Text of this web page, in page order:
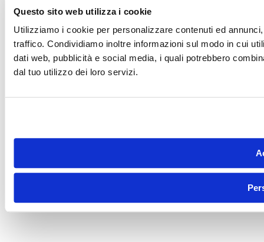
Questo sito web utilizza i cookie
Utilizziamo i cookie per personalizzare contenuti ed
traffico. Condividiamo inoltre informazioni sul modo in cui
dati web, pubblicità e social media, i quali potrebbero
dal tuo utilizzo dei loro servizi.